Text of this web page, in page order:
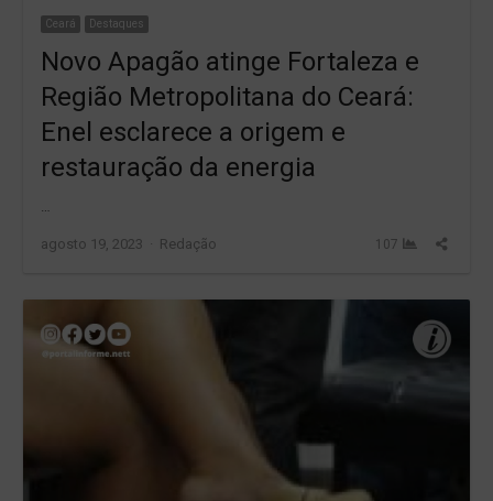
Ceará Destaques
Novo Apagão atinge Fortaleza e
Região Metropolitana do Ceará:
Enel esclarece a origem e
restauração da energia
agosto 19, 2023 Author
Redação 107
Share